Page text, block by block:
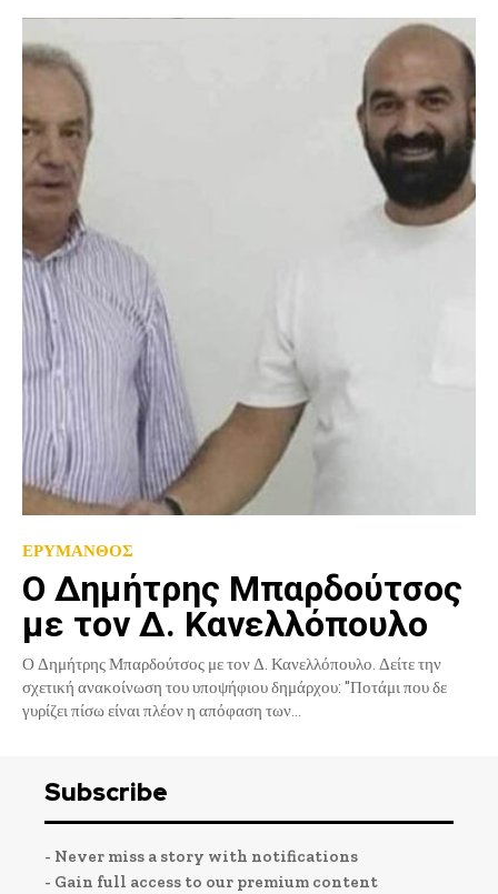
ΕΡΥΜΑΝΘΟΣ
Ο Δημήτρης Μπαρδούτσος
με τον Δ. Κανελλόπουλο
Ο Δημήτρης Μπαρδούτσος με τον Δ. Κανελλόπουλο. Δείτε την
σχετική ανακοίνωση του υποψήφιου δημάρχου: "Ποτάμι που δε
γυρίζει πίσω είναι πλέον η απόφαση των...
Subscribe
- Never miss a story with notifications
- Gain full access to our premium content